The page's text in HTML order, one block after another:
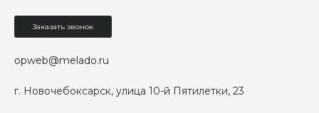
г. Новочебоксарск, улица 10-й Пятилетки, 23
opweb@melado.ru
Заказать звонок